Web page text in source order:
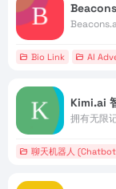
Beacons
Bio Link AI
Kimi.ai
拥有无限
聊天机器人